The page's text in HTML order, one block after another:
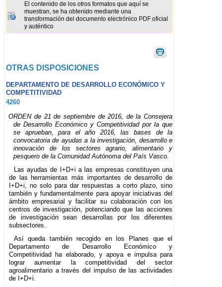
El contenido de los otros formatos que aquí se
muestran, se ha obtenido mediante una
transformación del documento electrónico PDF oficial
y auténtico
OTRAS DISPOSICIONES
DEPARTAMENTO DE DESARROLLO ECONÓMICO Y
COMPETITIVIDAD
4260
ORDEN de 21 de septiembre de 2016, de la Consejera
de Desarrollo Económico y Competitividad por la que
se aprueban, para el año 2016, las bases de la
convocatoria de ayudas a la investigación, desarrollo e
innovación de los sectores agrario, alimentario y
pesquero de la Comunidad Autónoma del País Vasco.
Las ayudas de I+D+i a las empresas constituyen una
de las herramientas más importantes de desarrollo de
I+D+i, no solo para dar respuestas a corto plazo, sino
también y fundamentalmente para apoyar iniciativas del
ámbito empresarial y facilitar su colaboración con los
centros de investigación, potenciando que las acciones
de investigación sean desarrollas por los diferentes
subsectores.
Así queda también recogido en los Planes que el
Departamento de Desarrollo Económico y
Competitividad ha elaborado, y apoya e impulsa para
lograr aumentar la competitividad del sector
agroalimentario a través del impulso de las actividades
de I+D+i.